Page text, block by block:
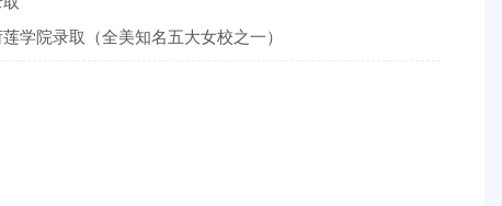
学院录取（全美知名五大女校之一）